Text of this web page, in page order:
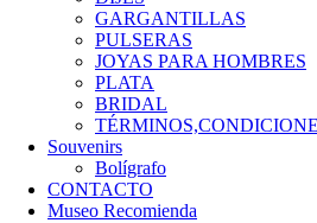
GARGANTILLAS
PULSERAS
JOYAS PARA HOMBRES
PLATA
BRIDAL
Souvenirs
Bolígrafo
CONTACTO
Museo Recomienda